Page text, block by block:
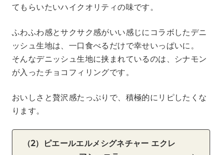
てもらいたいハイクオリティの味です。
ふわふわ感とサクサク感がいい感じにコラボしたデニ
ッシュ生地は、一口食べるだけで幸せいっぱいに。
そんなデニッシュ生地に挟まれているのは、シナモン
が入ったチョコフィリングです。
おいしさと贅沢感たっぷりで、積極的にリピしたくな
ります。
（2）ピエールエルメシグネチャー エクレ